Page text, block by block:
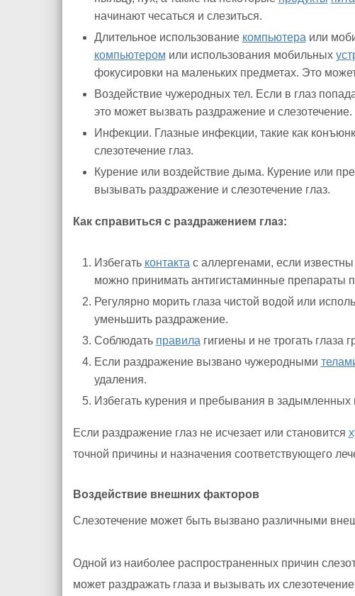
начинают чесаться и слезиться.
Длительное использование компьютера или
компьютером или использования мобильных
фокусировки на маленьких предметах. Это
Воздействие чужеродных тел. Если в глаз
это может вызвать раздражение и слезотечение.
Инфекции. Глазные инфекции, такие как
слезотечение глаз.
Курение или воздействие дыма. Курение или
вызывать раздражение и слезотечение глаз.
Как справиться с раздражением глаз:
Избегать контакта с аллергенами, если
можно принимать антигистаминные препараты
Регулярно морить глаза чистой водой или
уменьшить раздражение.
Соблюдать правила гигиены и не трогать
Если раздражение вызвано чужеродными
удаления.
Избегать курения и пребывания в
Если раздражение глаз не исчезает или становится
точной причины и назначения соответствующего
Воздействие внешних факторов
Слезотечение может быть вызвано различными
Одной из наиболее распространенных причин
может раздражать глаза и вызывать их